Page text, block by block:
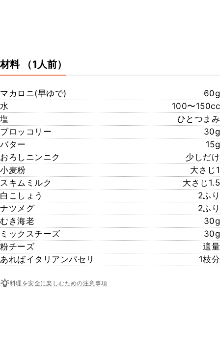
材料 （1人前）
マカロニ(早ゆで)
60g
水
100〜150cc
塩
ひとつまみ
ブロッコリー
30g
バター
15g
おろしニンニク
少しだけ
小麦粉
大さじ1
スキムミルク
大さじ1.5
白こしょう
2ふり
ナツメグ
2ふり
むき海老
30g
ミックスチーズ
30g
粉チーズ
適量
あればイタリアンパセリ
1枝分
料理を安全に楽しむための注意事項